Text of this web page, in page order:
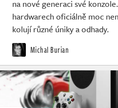
na nové generaci své
hardwarech oficiálně moc
kolují různé úniky a odhady.
Michal Burian